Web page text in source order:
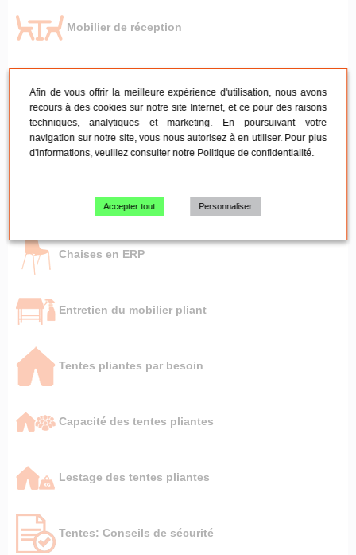
Mobilier de réception
Mobilier de réunion
Tables pliante - Mange-debout
Chaises pliantes et empilables
Chaises en ERP
Entretien du mobilier pliant
Tentes pliantes par besoin
Capacité des tentes pliantes
Lestage des tentes pliantes
Tentes: Conseils de sécurité
Afin de vous offrir la meilleure expérience d'utilisation, nous avons
recours à des cookies sur notre site Internet, et ce pour des raisons
techniques, analytiques et marketing. En poursuivant votre
navigation sur notre site, vous nous autorisez à en utiliser. Pour plus
d'informations, veuillez consulter notre Politique de confidentialité.
Accepter tout Personnaliser